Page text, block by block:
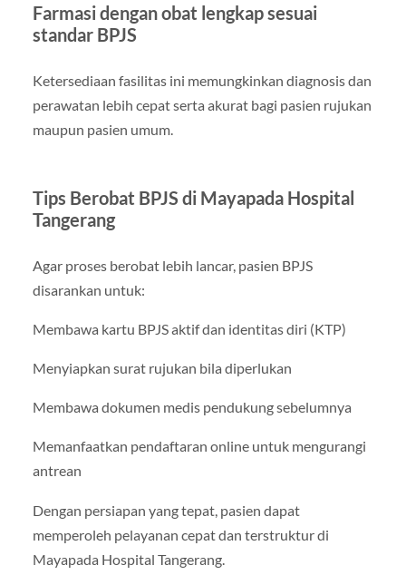
Farmasi dengan obat lengkap sesuai
standar BPJS
Ketersediaan fasilitas ini memungkinkan diagnosis dan
perawatan lebih cepat serta akurat bagi pasien rujukan
maupun pasien umum.
Tips Berobat BPJS di Mayapada Hospital
Tangerang
Agar proses berobat lebih lancar, pasien BPJS
disarankan untuk:
Membawa kartu BPJS aktif dan identitas diri (KTP)
Menyiapkan surat rujukan bila diperlukan
Membawa dokumen medis pendukung sebelumnya
Memanfaatkan pendaftaran online untuk mengurangi
antrean
Dengan persiapan yang tepat, pasien dapat
memperoleh pelayanan cepat dan terstruktur di
Mayapada Hospital Tangerang.